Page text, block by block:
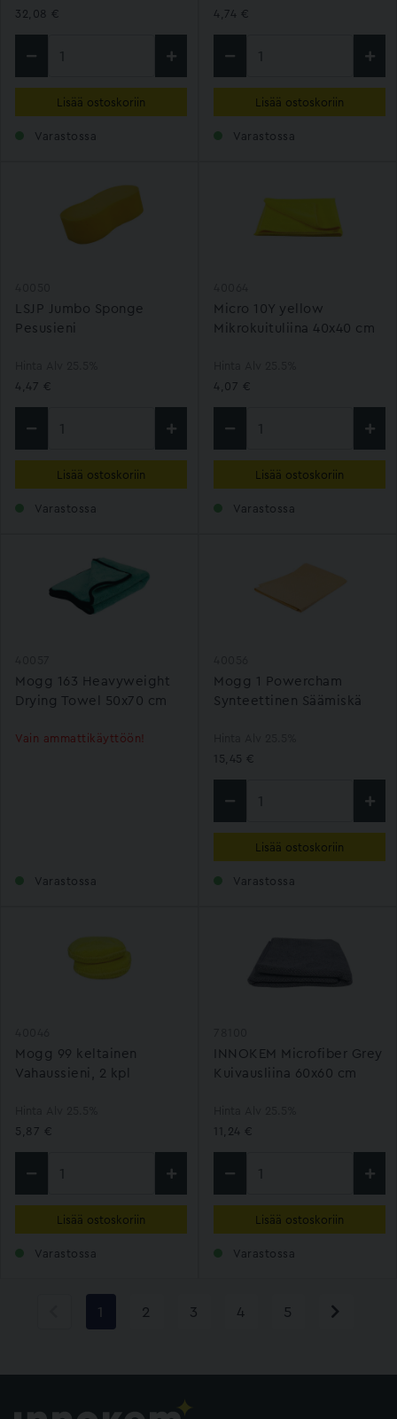
Varastossa
32,08 €
Lisää ostoskoriin
Varastossa
4,74 €
Lisää ostoskoriin
LSJP Jumbo Sponge
Pesusieni
Varastossa
4,47 €
Lisää ostoskoriin
Micro 10Y yellow
Mikrokuituliina 40x40 cm
Varastossa
4,07 €
Lisää ostoskoriin
Mogg 163 Heavyweight
Drying Towel 50x70 cm
Varastossa
Vain ammattikäyttöön!
Mogg 1 Powercham
Synteettinen Säämiskä
Varastossa
15,45 €
Lisää ostoskoriin
Mogg 99 keltainen
Vahaussieni, 2 kpl
Varastossa
5,87 €
Lisää ostoskoriin
INNOKEM Microfiber Grey
Kuivausliina 60x60 cm
Varastossa
11,24 €
Lisää ostoskoriin
1 2 3 4 5